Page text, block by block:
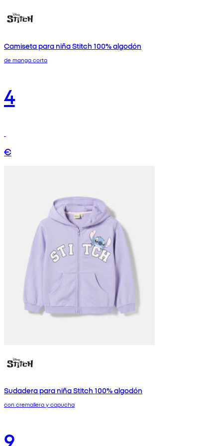
Camiseta para niña Stitch 100% algodón
de manga corta
4
€
Sudadera para niña Stitch 100% algodón
con cremallera y capucha
9